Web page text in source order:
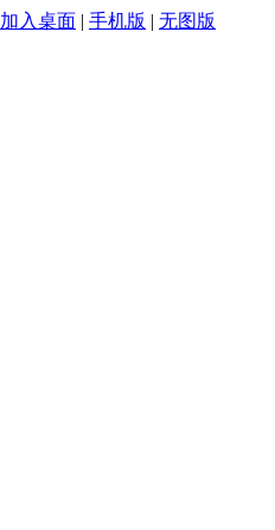
加入桌面 | 手机版 | 无图版